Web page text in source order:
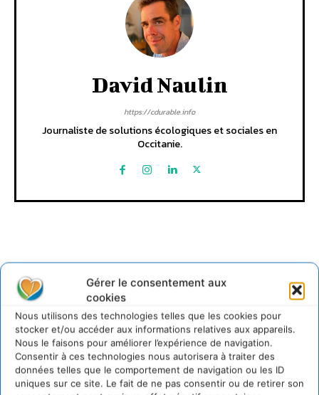
Gérer le consentement aux
cookies
Nous utilisons des technologies telles que les cookies pour
stocker et/ou accéder aux informations relatives aux appareils.
Nous le faisons pour améliorer l’expérience de navigation.
Consentir à ces technologies nous autorisera à traiter des
données telles que le comportement de navigation ou les ID
uniques sur ce site. Le fait de ne pas consentir ou de retirer son
David Naulin
https://cdurable.info
Journaliste de solutions écologiques et sociales en
Occitanie.
Lire aussi
Transformer les territoires par le dialogue et la
coopération avec un Commun
d’Accompagnement des Transitions
7 août 2026